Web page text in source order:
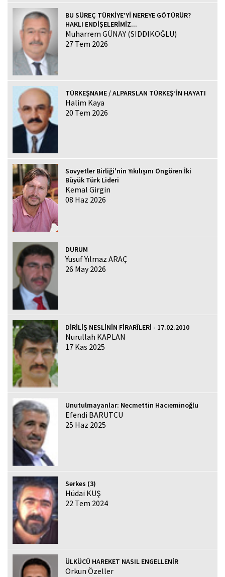
BU SÜREÇ TÜRKİYE’Yİ NEREYE GÖTÜRÜR?
HAKLI ENDİŞELERİMİZ...
Muharrem GÜNAY (SIDDIKOĞLU)
27 Tem 2026
TÜRKEŞNAME / ALPARSLAN TÜRKEŞ’İN HAYATI
Halim Kaya
20 Tem 2026
Sovyetler Birliği'nin Yıkılışını Öngören İki
Büyük Türk Lideri
Kemal Girgin
08 Haz 2026
DURUM
Yusuf Yılmaz ARAÇ
26 May 2026
DİRİLİŞ NESLİNİN FİRARÎLERİ - 17.02.2010
Nurullah KAPLAN
17 Kas 2025
Unutulmayanlar: Necmettin Hacıeminoğlu
Efendi BARUTCU
25 Haz 2025
Serkes (3)
Hüdai KUŞ
22 Tem 2024
ÜLKÜCÜ HAREKET NASIL ENGELLENİR
Orkun Özeller